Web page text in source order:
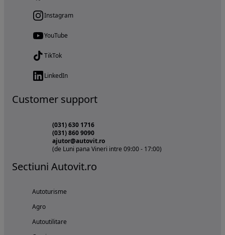
Instagram
YouTube
TikTok
LinkedIn
Customer support
(031) 630 1716
(031) 860 9090
ajutor@autovit.ro
(de Luni pana Vineri intre 09:00 - 17:00)
Sectiuni Autovit.ro
Autoturisme
Agro
Autoutilitare